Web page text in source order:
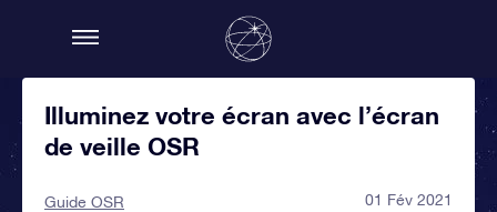
Illuminez votre écran avec l’écran
de veille OSR
Guide OSR 01 Fév 2021